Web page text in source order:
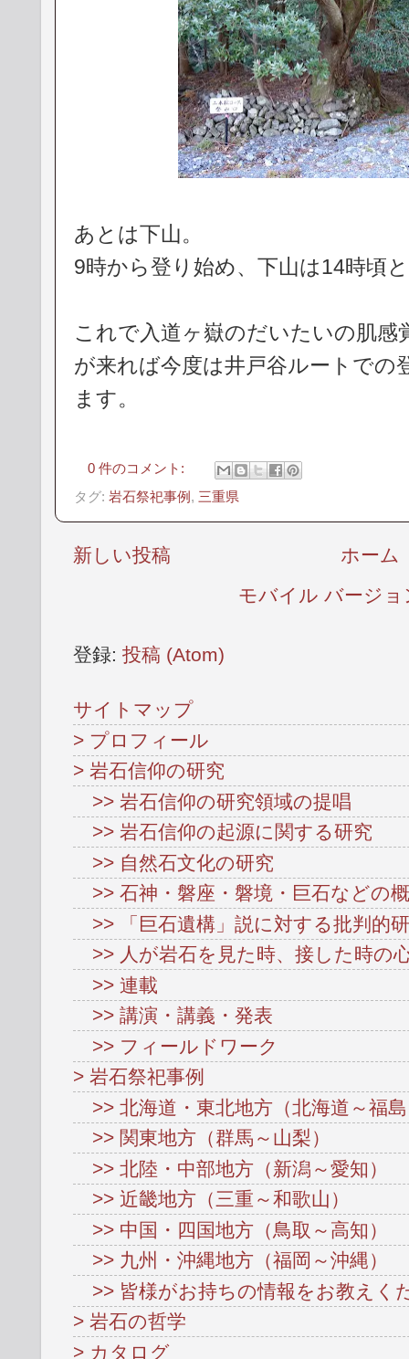
あとは下山。
9時から登り始め、下山は14時頃
これで入道ヶ嶽のだいたいの肌感
が来れば今度は井戸谷ルートでの
ます。
0 件のコメント:
タグ: 岩石祭祀事例, 三重県
新しい投稿
ホーム
モバイル バージョ
登録: 投稿 (Atom)
サイトマップ
> プロフィール
> 岩石信仰の研究
>> 岩石信仰の研究領域の提唱
>> 岩石信仰の起源に関する研究
>> 自然石文化の研究
>> 石神・磐座・磐境・巨石などの
>> 「巨石遺構」説に対する批判的
>> 人が岩石を見た時、接した時の
>> 連載
>> 講演・講義・発表
>> フィールドワーク
> 岩石祭祀事例
>> 北海道・東北地方（北海道～福
>> 関東地方（群馬～山梨）
>> 北陸・中部地方（新潟～愛知）
>> 近畿地方（三重～和歌山）
>> 中国・四国地方（鳥取～高知）
>> 九州・沖縄地方（福岡～沖縄）
>> 皆様がお持ちの情報をお教えく
> 岩石の哲学
> カタログ